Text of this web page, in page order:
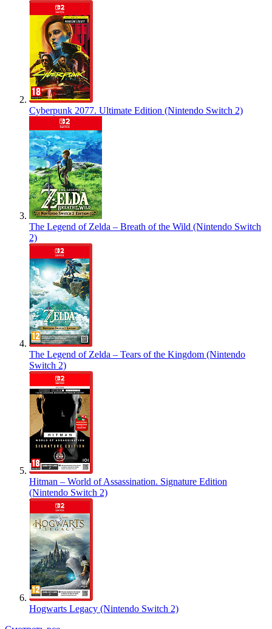
Cyberpunk 2077. Ultimate Edition (Nintendo Switch 2)
The Legend of Zelda – Breath of the Wild (Nintendo Switch
2)
The Legend of Zelda – Tears of the Kingdom (Nintendo
Switch 2)
Hitman – World of Assassination. Signature Edition
(Nintendo Switch 2)
Hogwarts Legacy (Nintendo Switch 2)